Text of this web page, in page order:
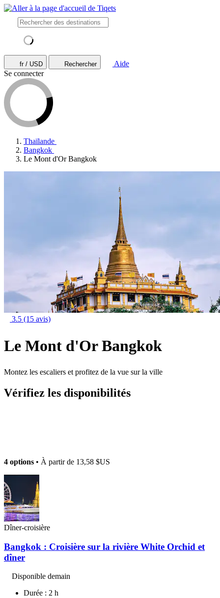
fr / USD Rechercher
Aide
Se connecter
Thaïlande
Bangkok
Le Mont d'Or Bangkok
3.5 (15 avis)
Le Mont d'Or Bangkok
Montez les escaliers et profitez de la vue sur la ville
Vérifiez les disponibilités
4 options • À partir de 13,58 $US
Dîner-croisière
Bangkok : Croisière sur la rivière White Orchid et
dîner
Disponible demain
Durée : 2 h